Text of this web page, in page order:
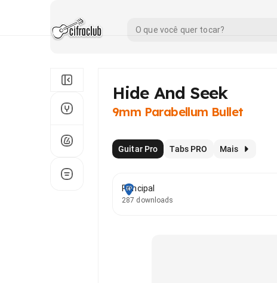
Hide And Seek
9mm Parabellum Bullet
Guitar Pro Tabs PRO Mais
Principal
287 downloads